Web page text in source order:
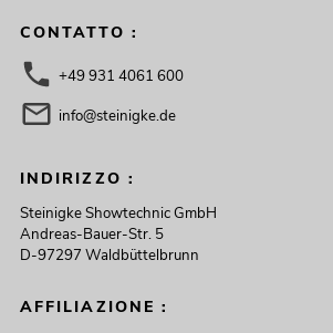
CONTATTO :
+49 931 4061 600
info@steinigke.de
INDIRIZZO :
Steinigke Showtechnic GmbH
Andreas-Bauer-Str. 5
D-97297 Waldbüttelbrunn
AFFILIAZIONE :